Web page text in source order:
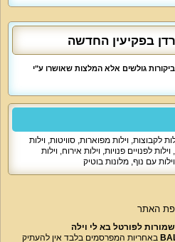
בפקיעין החדשה
גולשים אלא המלצות שאושרו ע"י
לקבוצות, וילות מפוארות, סוויטות, וילות
, וילות לפנויים פנויות, וילות אירוח, וילות
וילות עם נוף, מלונות בוטיק
האתר
באחריות המפרסמים בלבד אין להעתיק